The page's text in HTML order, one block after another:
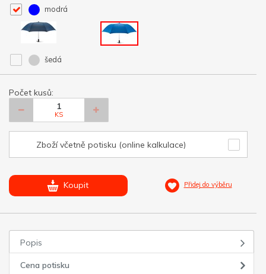
modrá
šedá
Počet kusů:
KS
Zboží včetně potisku (online kalkulace)
Koupit Přidej do výběru
Popis
Cena potisku